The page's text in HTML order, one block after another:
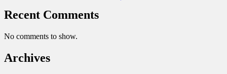
Recent Comments
No comments to show.
Archives